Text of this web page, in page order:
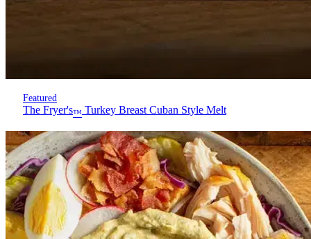
Featured
The Fryer's™ Turkey Breast Cuban Style Melt